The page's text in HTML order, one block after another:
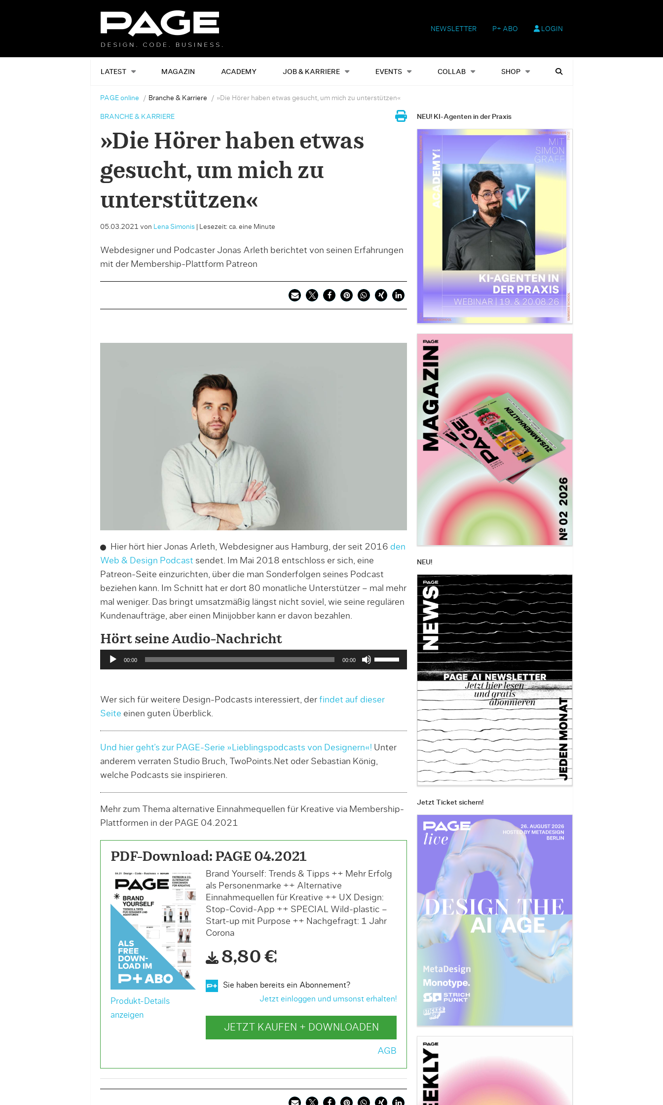
NEWSLETTER P+ ABO LOGIN
LATEST MAGAZIN ACADEMY JOB & KARRIERE EVENTS COLLAB SHOP
Alles Events Shop Heftausgaben Suchen
PAGE online Branche & Karriere »Die Hörer haben etwas gesucht, um mich zu unterstützen«
BRANCHE & KARRIERE
»Die Hörer haben etwas
gesucht, um mich zu
unterstützen«
05.03.2021 von Lena Simonis Lesezeit: ca. eine Minute
Webdesigner und Podcaster Jonas Arleth berichtet von seinen Erfahrungen
mit der Membership-Plattform Patreon
Hier hört hier Jonas Arleth, Webdesigner aus Hamburg, der seit 2016 den
Web & Design Podcast sendet. Im Mai 2018 entschloss er sich, eine
Patreon-Seite einzurichten, über die man Sonderfolgen seines Podcast
beziehen kann. Im Schnitt hat er dort 80 monatliche Unterstützer – mal mehr
mal weniger. Das bringt umsatzmäßig längst nicht soviel, wie seine regulären
Kundenaufträge, aber einen Minijobber kann er davon bezahlen.
Hört seine Audio-Nachricht
u
i
o
l
a
y
e
r
00:00 00:00
P
f
i
s
t
n
H
R
n
t
u
t
z
e
n
,
m
Wer sich für weitere Design-Podcasts interessiert, der findet auf dieser
Seite einen guten Überblick.
Und hier geht’s zur PAGE-Serie »Lieblingspodcasts von Designern«! Unter
anderem verraten Studio Bruch, TwoPoints.Net oder Sebastian König,
welche Podcasts sie inspirieren.
Mehr zum Thema alternative Einnahmequellen für Kreative via Membership-
Plattformen in der PAGE 04.2021
PDF-Download: PAGE 04.2021
Produkt-Details
anzeigen
Brand Yourself: Trends & Tipps ++ Mehr Erfolg
als Personenmarke ++ Alternative
Einnahmequellen für Kreative ++ UX Design:
Stop-Covid-App ++ SPECIAL Wild-plastic –
Start-up mit Purpose ++ Nachgefragt: 1 Jahr
Corona
8,80 €
Sie haben bereits ein Abonnement?
Jetzt einloggen und umsonst erhalten!
JETZT KAUFEN + DOWNLOADEN
AGB
NEU! KI-Agenten in der Praxis
NEU!
Jetzt Ticket sichern!